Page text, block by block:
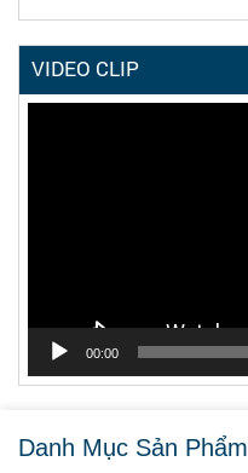
VIDEO CLIP
00:00
Danh Mục Sản Phẩm